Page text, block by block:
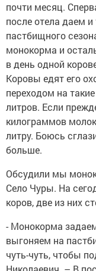
почти месяц.
после отела даем
пастбищного
монокорма и
в день одной
Коровы едят его
переходом на
литров. Если
килограммов
литру. Боюсь
больше.
Обсудили мы
Село Чуры. На
коров, две из них
- Монокорма
выгоняем на
чуть-чуть, чтобы